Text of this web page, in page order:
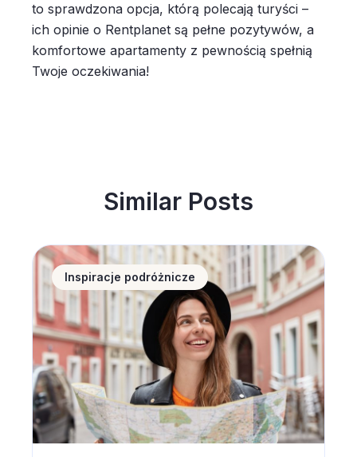
to sprawdzona opcja, którą polecają turyści –
ich opinie o Rentplanet są pełne pozytywów, a
komfortowe apartamenty z pewnością spełnią
Twoje oczekiwania!
Similar Posts
Noclegi w Polsce coraz popularniejsze wśród
Inspiracje podróżnicze